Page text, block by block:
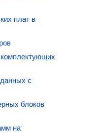
плат в
с
блоков
на